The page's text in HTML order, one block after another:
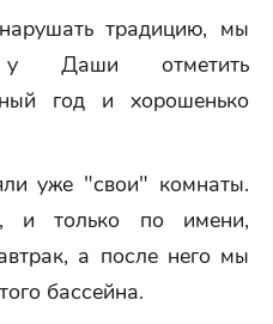
традицию, мы
у Даши отметить
год и хорошенько
уже "свои" комнаты.
и только по имени,
а после него мы
бассейна.